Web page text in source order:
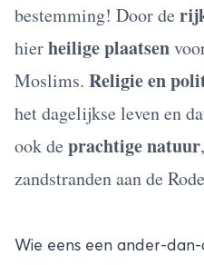
bestemming! Door de
hierheilige plaatsen
Moslims. Religie en
het dagelijkse leven en
ook deprachtige natuur
zandstranden aan de
Wie eens een ander-